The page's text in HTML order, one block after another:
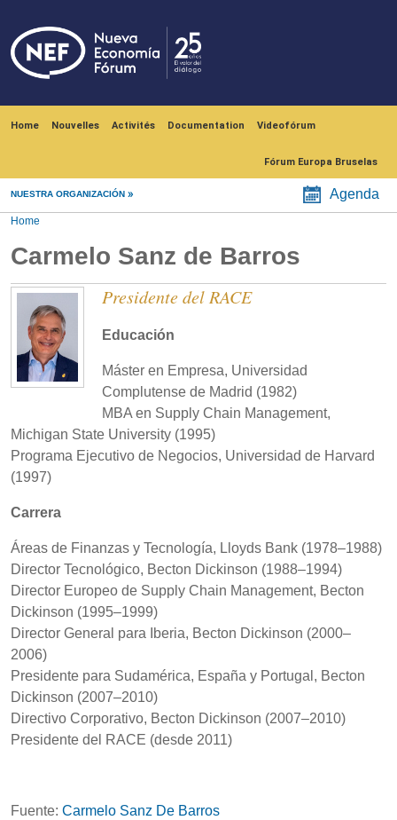
Home Nouvelles Activités Documentation Videofórum
Fórum Europa Bruselas
NUESTRA ORGANIZACIÓN Agenda
Home
Carmelo Sanz de Barros
Presidente del RACE
Educación
Máster en Empresa, Universidad
Complutense de Madrid (1982)
MBA en Supply Chain Management,
Michigan State University (1995)
Programa Ejecutivo de Negocios, Universidad de Harvard
(1997)
Carrera
Áreas de Finanzas y Tecnología, Lloyds Bank (1978–1988)
Director Tecnológico, Becton Dickinson (1988–1994)
Director Europeo de Supply Chain Management, Becton
Dickinson (1995–1999)
Director General para Iberia, Becton Dickinson (2000–
2006)
Presidente para Sudamérica, España y Portugal, Becton
Dickinson (2007–2010)
Directivo Corporativo, Becton Dickinson (2007–2010)
Presidente del RACE (desde 2011)
Fuente: Carmelo Sanz De Barros